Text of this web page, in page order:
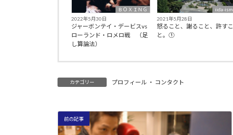
ＢＯＸＩＮＧ
2022年5月30日
ジャーボンテイ・デービスvs
ローランド・ロメロ戦 （足
し算論法）
iida-ism
2021年5月28日
怒ること、謝ること、許すこ
と。①
カテゴリー プロフィール ・ コンタクト
前の記事